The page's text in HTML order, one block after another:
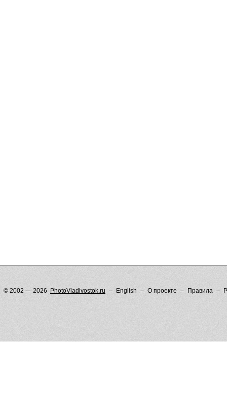
© 2002 — 2026 PhotoVladivostok.ru English О проекте Правила